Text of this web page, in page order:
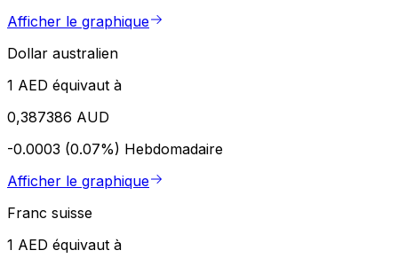
Afficher le graphique
Dollar australien
1 AED équivaut à
0,387386 AUD
-0.0003 (0.07%) Hebdomadaire
Afficher le graphique
Franc suisse
1 AED équivaut à